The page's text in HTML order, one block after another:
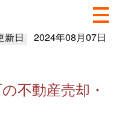
新日 2024年08月07日
不動産売却・